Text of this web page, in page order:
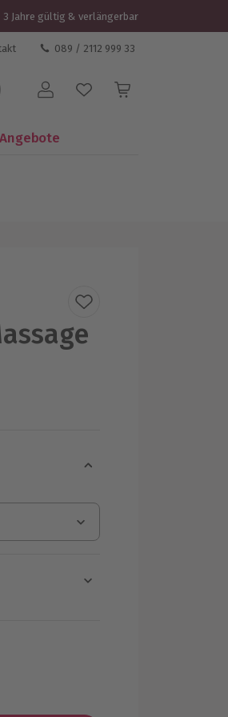
3 Jahre gültig & verlängerbar
089 / 2112 999 33
Benutzerkonto
Angebote